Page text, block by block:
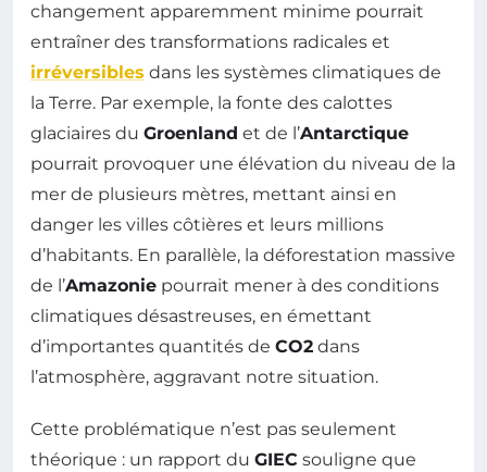
changement apparemment minime pourrait
entraîner des transformations radicales et
irréversibles dans les systèmes climatiques de
la Terre. Par exemple, la fonte des calottes
glaciaires du Groenland et de l’Antarctique
pourrait provoquer une élévation du niveau de la
mer de plusieurs mètres, mettant ainsi en
danger les villes côtières et leurs millions
d’habitants. En parallèle, la déforestation massive
de l’Amazonie pourrait mener à des conditions
climatiques désastreuses, en émettant
d’importantes quantités de CO2 dans
l’atmosphère, aggravant notre situation.
Cette problématique n’est pas seulement
théorique : un rapport du GIEC souligne que